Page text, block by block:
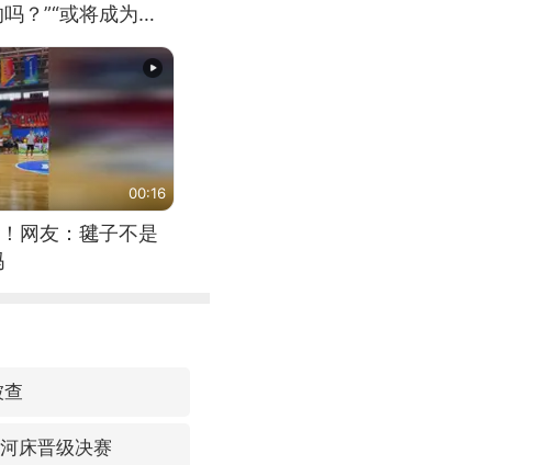
？”“或将成为首
”（来源：新华每
00:16
网友：毽子不是
床晋级决赛